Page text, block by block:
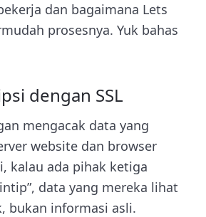
dan bagaimana Lets
prosesnya. Yuk bahas
dengan SSL
mengacak data yang
website dan browser
kalau ada pihak ketiga
data yang mereka lihat
bukan informasi asli.